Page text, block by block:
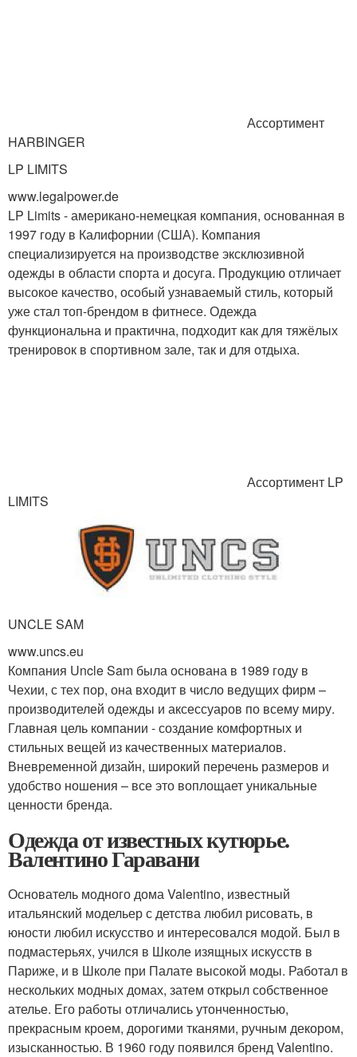
Ассортимент
HARBINGER
LP LIMITS
www.legalpower.de
LP Limits - американо-немецкая компания, основанная в
1997 году в Калифорнии (США). Компания
специализируется на производстве эксклюзивной
одежды в области спорта и досуга. Продукцию отличает
высокое качество, особый узнаваемый стиль, который
уже стал топ-брендом в фитнесе. Одежда
функциональна и практична, подходит как для тяжёлых
тренировок в спортивном зале, так и для отдыха.
Ассортимент LP
LIMITS
UNCLE SAM
www.uncs.eu
Компания Uncle Sam была основана в 1989 году в
Чехии, с тех пор, она входит в число ведущих фирм –
производителей одежды и аксессуаров по всему миру.
Главная цель компании - создание комфортных и
стильных вещей из качественных материалов.
Вневременной дизайн, широкий перечень размеров и
удобство ношения – все это воплощает уникальные
ценности бренда.
Одежда от известных кутюрье.
Валентино Гаравани
Основатель модного дома Valentino, известный
итальянский модельер с детства любил рисовать, в
юности любил искусство и интересовался модой. Был в
подмастерьях, учился в Школе изящных искусств в
Париже, и в Школе при Палате высокой моды. Работал в
нескольких модных домах, затем открыл собственное
ателье. Его работы отличались утонченностью,
прекрасным кроем, дорогими тканями, ручным декором,
изысканностью. В 1960 году появился бренд Valentino.